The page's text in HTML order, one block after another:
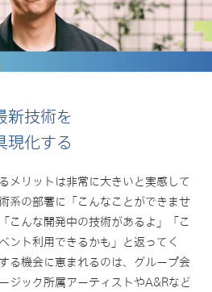
新技術を
現化する
メリットは非常に大きいと実感して
系の部署に「こんなことができませ
こんな開発中の技術があるよ」「こ
ント利用できるかも」と返ってく
る機会に恵まれるのは、グループ会
ジック所属アーティストやA&Rなど